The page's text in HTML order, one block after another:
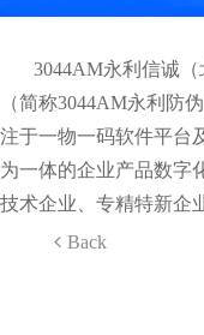
3044AM永利信诚
（简称3044AM永利防
注于一物一码软件平台
为一体的企业产品数字
技术企业、专精特新企
Back